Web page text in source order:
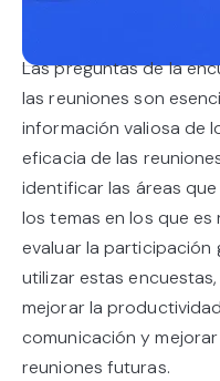
Las preguntas de la
las reuniones son
información valiosa de
eficacia de las
identificar las áreas
los temas en los que
evaluar la participación
utilizar estas
mejorar la
comunicación y
reuniones futuras.